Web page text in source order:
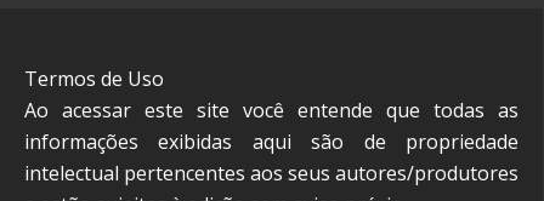
Termos de Uso
Ao acessar este site você entende que todas as
informações exibidas aqui são de propriedade
intelectual pertencentes aos seus autores/produtores